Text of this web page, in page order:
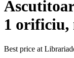
1 orificiu,
Best price at